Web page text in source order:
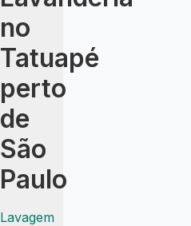
no
Tatuapé
perto
de
São
Paulo
Lavagem